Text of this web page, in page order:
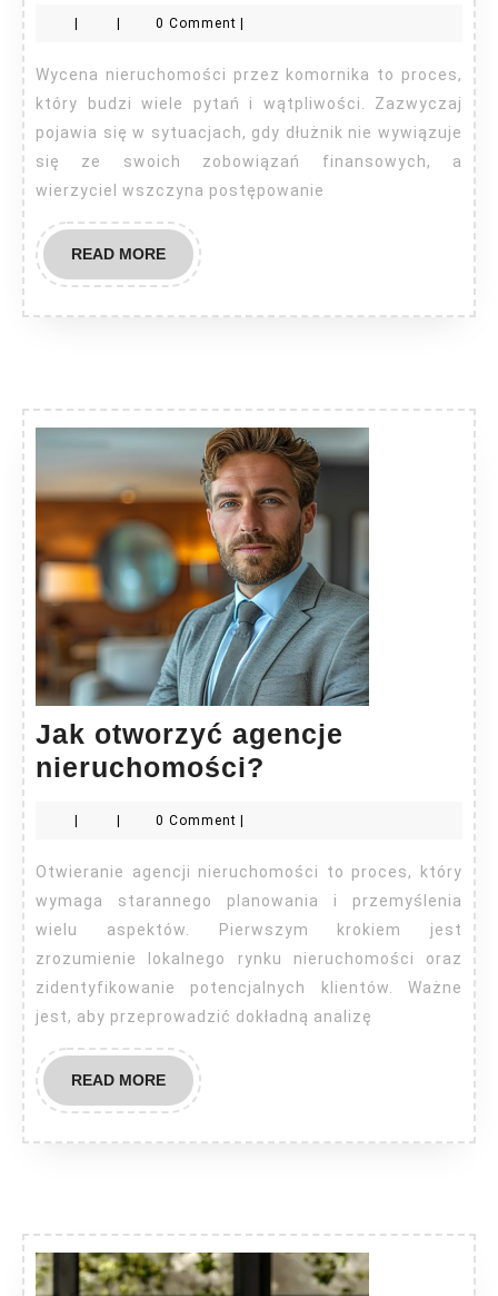
komornika
i
co
dalej?
0 Comment
Wycena nieruchomości przez komornika to proces,
który budzi wiele pytań i wątpliwości. Zazwyczaj
pojawia się w sytuacjach, gdy dłużnik nie wywiązuje
się ze swoich zobowiązań finansowych, a
wierzyciel wszczyna postępowanie
READ MOREREAD
MORE
Jak otworzyć agencje
nieruchomości?
nieruchomości?
| | 0 Comment |
Otwieranie agencji nieruchomości to proces, który
wymaga starannego planowania i przemyślenia
wielu aspektów. Pierwszym krokiem jest
zrozumienie lokalnego rynku nieruchomości oraz
zidentyfikowanie potencjalnych klientów. Ważne
jest, aby przeprowadzić dokładną analizę
READ MOREREAD
MORE